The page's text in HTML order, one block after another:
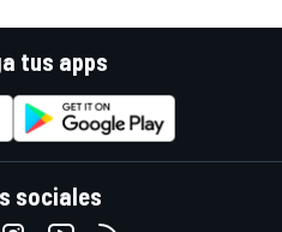
tus apps
sociales